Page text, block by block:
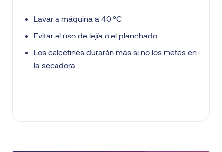
Lavar a máquina a 40 °C
Evitar el uso de lejía o el planchado
Los calcetines durarán más si no los metes en
la secadora